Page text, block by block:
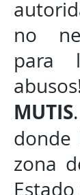
no
para
MUTIS
donde
zona